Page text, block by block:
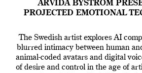
ARVIDA BYSTRÖM
PROJECTED EMOTIONAL
The Swedish artist explores AI
blurred intimacy between human
animal-coded avatars and digital
of desire and control in the age of